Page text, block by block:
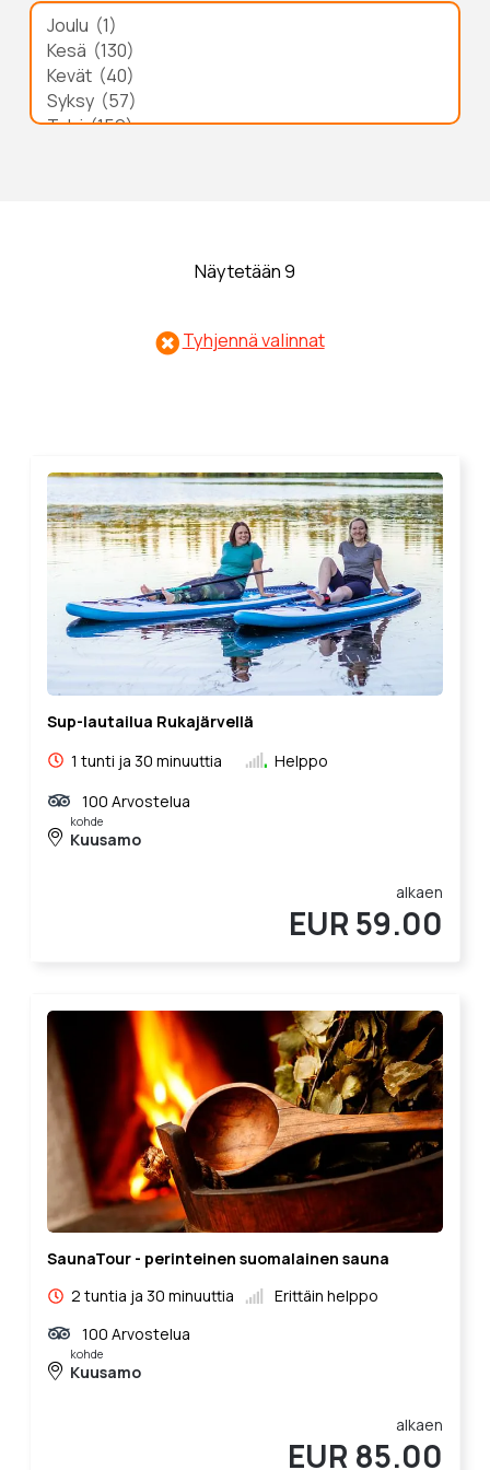
Näytetään 9
Tyhjennä valinnat
Sup-lautailua Rukajärvellä
1 tunti ja 30 minuuttia
Helppo
100 Arvostelua
kohde
Kuusamo
alkaen
EUR 59.00
SaunaTour - perinteinen suomalainen sauna
2 tuntia ja 30 minuuttia
Erittäin helppo
100 Arvostelua
kohde
Kuusamo
alkaen
EUR 85.00